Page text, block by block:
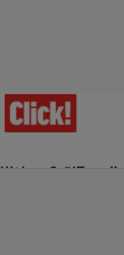
Ultima Oră!Trending